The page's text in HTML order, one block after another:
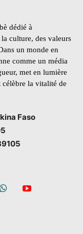
dédié à
culture, des valeurs
un monde en
comme un média
met en lumière
célèbre la vitalité de
Faso